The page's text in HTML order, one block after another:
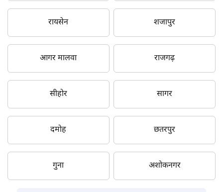
रायसेन शजापुर
आगर मालवा राजगढ़
सीहोर सागर
दमोह छतरपुर
गुना अशोकनगर